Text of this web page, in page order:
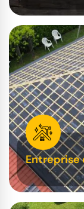
Entreprise